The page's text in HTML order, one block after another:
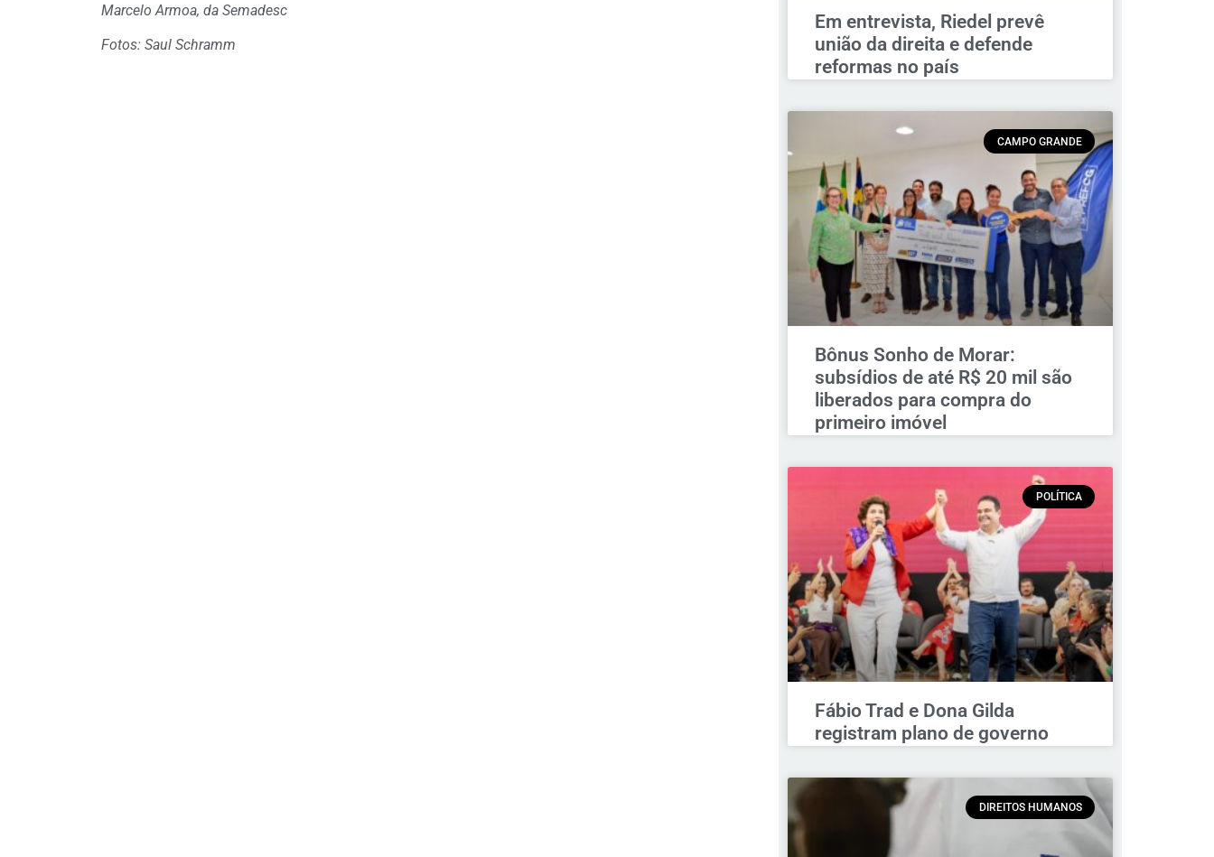
Marcelo Armoa, da Semadesc
Fotos: Saul Schramm
Em entrevista, Riedel prevê
união da direita e defende
reformas no país
CAMPO GRANDE
Bônus Sonho de Morar:
subsídios de até R$ 20 mil são
liberados para compra do
primeiro imóvel
POLÍTICA
Fábio Trad e Dona Gilda
registram plano de governo
DIREITOS HUMANOS